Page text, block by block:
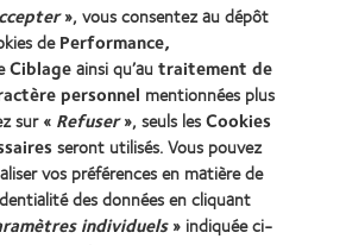
lentilles de contact
et vision
date
», vous consentez au dépôt
dePerformance,
Ciblageainsi qu’autraitement de
personnel mentionnées plus
sur « Refuser», seuls lesCookies
seront utilisés. Vous pouvez
vos préférences en matière de
des données en cliquant
individuels» indiquée ci-